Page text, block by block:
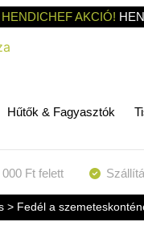
HENDICHEF AKCIÓ!
Hűtők & Fagyasztók
Ft felett
> Fedél a